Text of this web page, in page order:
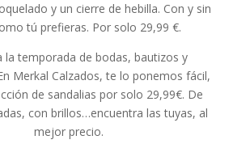
y un cierre de hebilla. Con y sin
tú prefieras. Por solo 29,99 €.
la temporada de bodas, bautizos y
Merkal Calzados, te lo ponemos fácil,
de sandalias por solo 29,99€. De
con brillos…encuentra las tuyas, al
mejor precio.